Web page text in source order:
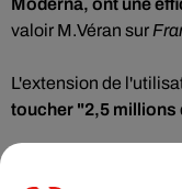
Moderna, ont une
valoir M.Véran sur
L'extension de
toucher "2,5 millions
Une dose